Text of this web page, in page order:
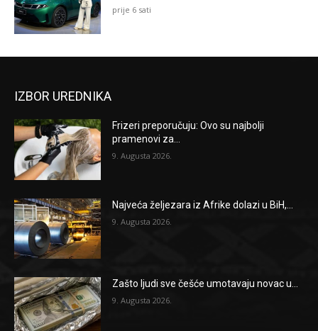
prije 6 sati
IZBOR UREDNIKA
Frizeri preporučuju: Ovo su najbolji
pramenovi za...
9. Augusta 2026.
Najveća željezara iz Afrike dolazi u BiH,...
9. Augusta 2026.
Zašto ljudi sve češće umotavaju novac u...
9. Augusta 2026.